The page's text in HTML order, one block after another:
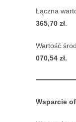
Łączna
365,70 zł
Wartość
070,54 zł.
Wsparcie